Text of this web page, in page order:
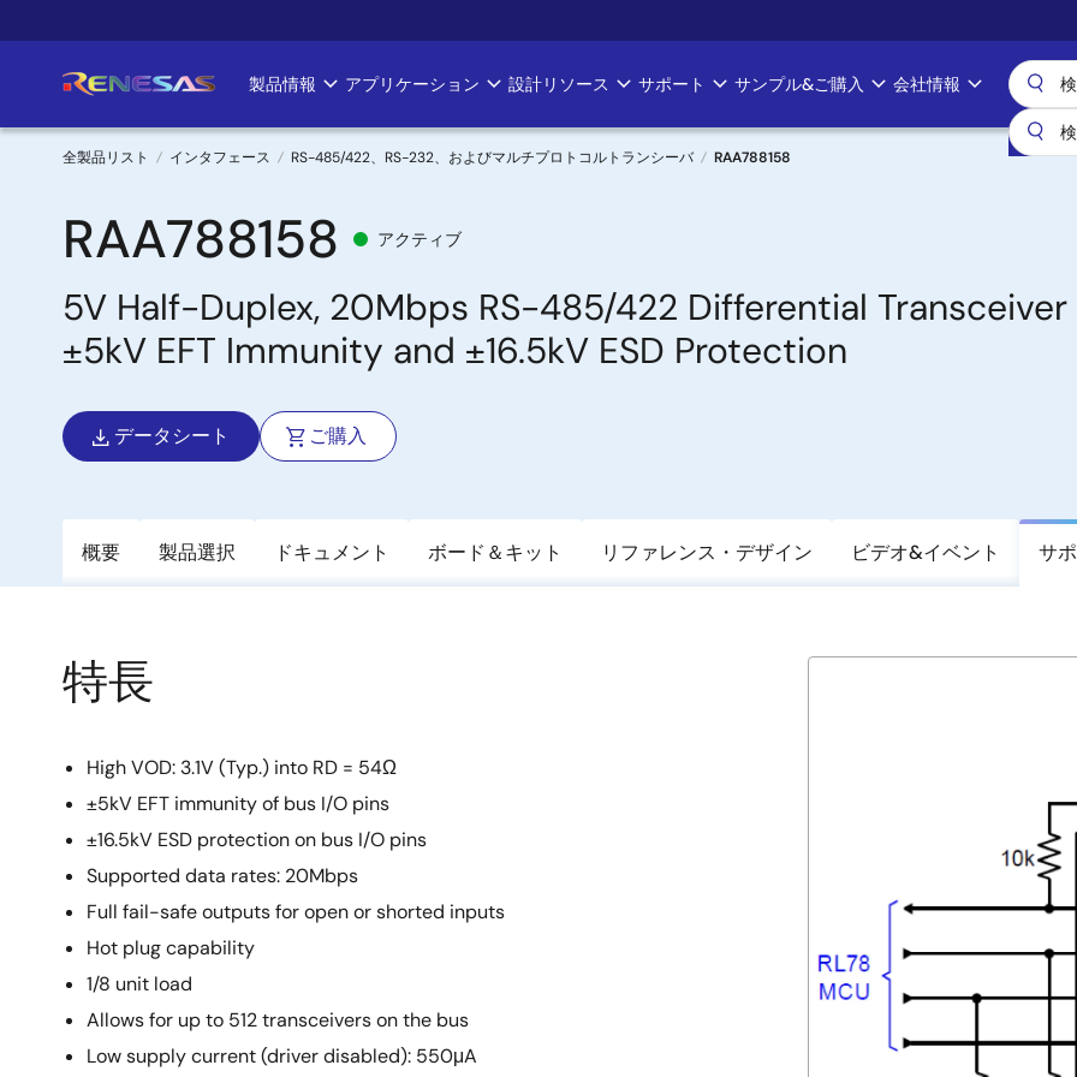
イ
ン
Main
navigation
製品情報 アプリケーション 設計リソース サポート サンプル&ご購入 会社情報
パ
ン
く
ず
全製品リスト インタフェース RS-485/422、RS-232、およびマルチプロトコルトランシーバ RAA788158
RAA788158 アクティブ
5V Half-Duplex, 20Mbps RS-485/422 Differential
±5kV EFT Immunity and ±16.5kV ESD Protection
データシート ご購入
概要 製品選択 ドキュメント ボード＆キット リファレンス・デザイン ビデオ&イベント サ
特長
High VOD: 3.1V (Typ.) into RD = 54Ω
±5kV EFT immunity of bus I/O pins
±16.5kV ESD protection on bus I/O pins
Supported data rates: 20Mbps
Full fail-safe outputs for open or shorted inputs
Hot plug capability
1/8 unit load
Allows for up to 512 transceivers on the bus
Low supply current (driver disabled): 550μA